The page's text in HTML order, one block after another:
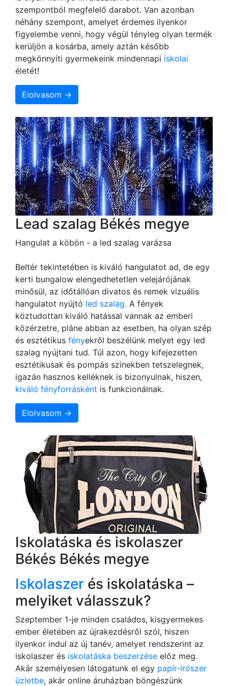
szempontból megfelelő darabot. Van azonban
néhány szempont, amelyet érdemes ilyenkor
figyelembe venni, hogy végül tényleg olyan termék
kerüljön a kosárba, amely aztán később
megkönnyíti gyermekeink mindennapi iskolai
életét!
Elolvasom →
Lead szalag Békés megye
Hangulat a köbön - a led szalag varázsa
Beltér tekintetében is kiváló hangulatot ad, de egy
kerti bungalow elengedhetetlen velejárójának
minősül, az időtállóan divatos és remek vizuális
hangulatot nyújtó led szalag. A fények
köztudottan kiváló hatással vannak az emberi
közérzetre, pláne abban az esetben, ha olyan szép
és esztétikus fényekről beszélünk melyet egy led
szalag nyújtani tud. Túl azon, hogy kifejezetten
esztétikusak és pompás színekben tetszelegnek,
igazán hasznos kelléknek is bizonyulnak, hiszen,
kiváló fényforrásként is funkcionálnak.
Elolvasom →
Iskolatáska és iskolaszer
Békés Békés megye
Iskolaszer és iskolatáska –
melyiket válasszuk?
Szeptember 1-je minden családos, kisgyermekes
ember életében az újrakezdésről szól, hiszen
ilyenkor indul az új tanév, amelyet rendszerint az
iskolaszer és iskolatáska beszerzése előz meg.
Akár személyesen látogatunk el egy papír-írószer
üzletbe, akár online áruházban böngészünk